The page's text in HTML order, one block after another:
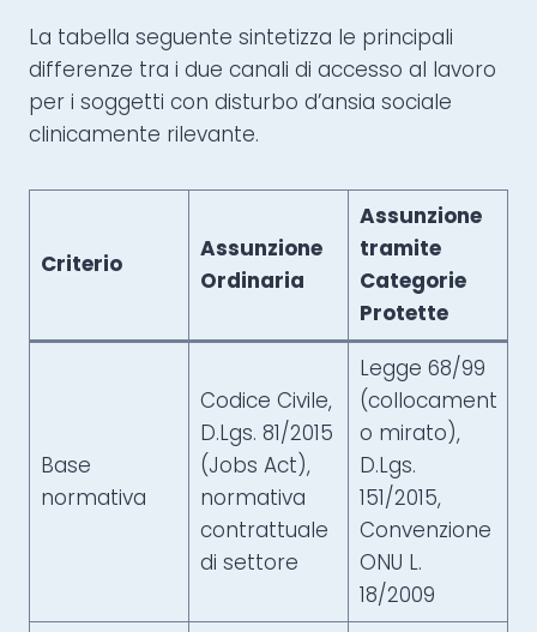
La tabella seguente sintetizza le principali
differenze tra i due canali di accesso al lavoro
per i soggetti con disturbo d’ansia sociale
clinicamente rilevante.
Criterio
Assunzione
Ordinaria
Assunzione
tramite
Categorie
Protette
Base
normativa
Codice Civile,
D.Lgs. 81/2015
(Jobs Act),
normativa
contrattuale
di settore
Legge 68/99
(collocament
o mirato),
D.Lgs.
151/2015,
Convenzione
ONU L.
18/2009